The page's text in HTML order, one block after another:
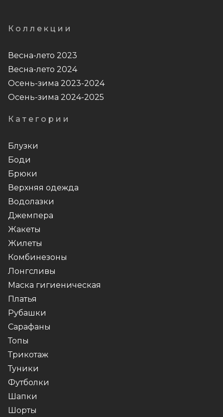
Коллекции
Весна-лето 2023
Весна-лето 2024
Осень-зима 2023-2024
Осень-зима 2024-2025
Категории
Блузки
Боди
Брюки
Верхняя одежда
Водолазки
Джемпера
Жакеты
Жилеты
Комбинезоны
Лонгсливы
Маска гигиеническая
Платья
Рубашки
Сарафаны
Топы
Трикотаж
Туники
Футболки
Шапки
Шорты